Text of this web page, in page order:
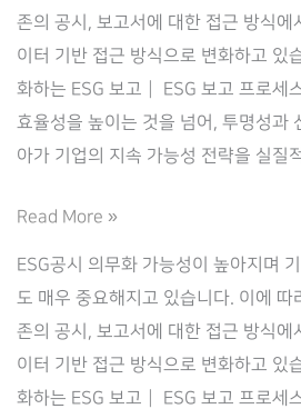
존의 공시, 보고서에 대한 접근 방식에
이터 기반 접근 방식으로 변화하고 있
화하는 ESG 보고┃ ESG 보고 프로세
효율성을 높이는 것을 넘어, 투명성과
아가 기업의 지속 가능성 전략을 실질
ESG
Read More »
ESG공시 의무화 가능성이 높아지며
도 매우 중요해지고 있습니다. 이에 따
존의 공시, 보고서에 대한 접근 방식에
이터 기반 접근 방식으로 변화하고 있
화하는 ESG 보고┃ ESG 보고 프로세